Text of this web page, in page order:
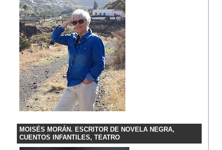
MOISÉS MORÁN. ESCRITOR DE NOVELA NEGRA,
CUENTOS INFANTILES, TEATRO